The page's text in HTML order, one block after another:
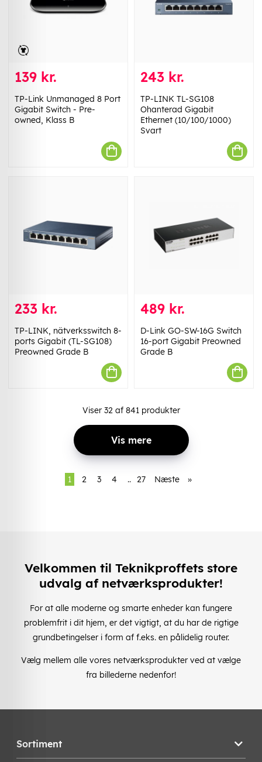
139 kr.
TP-Link Unmanaged 8 Port
Gigabit Switch - Pre-
owned, Klass B
243 kr.
TP-LINK TL-SG108
Ohanterad Gigabit
Ethernet (10/100/1000)
Svart
233 kr.
TP-LINK, nätverksswitch 8-
ports Gigabit (TL-SG108)
Preowned Grade B
489 kr.
D-Link GO-SW-16G Switch
16-port Gigabit Preowned
Grade B
Viser 32af 841produkter
Vis mere
1 2 3 4 .. 27 Næste »
Velkommen til Teknikproffets store
udvalg af netværksprodukter!
For at alle moderne og smarte enheder kan fungere
problemfrit i dit hjem, er det vigtigt, at du har de rigtige
grundbetingelser i form af f.eks. en pålidelig router.
Vælg mellem alle vores netværksprodukter ved at vælge
fra billederne nedenfor!
Sortiment